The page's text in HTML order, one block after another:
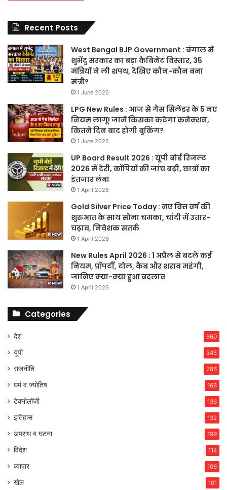
Recent Posts
West Bengal BJP Government : बंगाल में
शुभेंदु सरकार का बड़ा कैबिनेट विस्तार, 35
मंत्रियों ने ली शपथ, देखिए कौन-कौन बना
मंत्री?
1 June 2026
LPG New Rules : आज से गैस सिलेंडर के 5 नए
नियम लागू! जानें किसका कटेगा कनेक्शन,
कितने दिन बाद होगी बुकिंग?
1 June 2026
UP Board Result 2026 : यूपी बोर्ड रिजल्ट
2026 में देरी, कॉपियों की जांच बढ़ी, छात्रों का
इंतजार लंबा
1 April 2026
Gold Silver Price Today : नए वित्त वर्ष की
शुरुआत के साथ सोना चमका, चांदी में उतार-
चढ़ाव, निवेशक सतर्क
1 April 2026
New Rules April 2026 : 1 अप्रैल से बदले कई
नियम, प्रॉपर्टी, टोल, कैब और शराब महंगी,
जानिए क्या-क्या हुआ बदलाव
1 April 2026
Categories
देश 660
यूपी 345
राजनीति 286
धर्म व ज्योतिष 168
टेक्नोलॉजी 136
इतिहास 132
अपराध व घटना 199
विदेश 114
व्यापार 106
खेल 101